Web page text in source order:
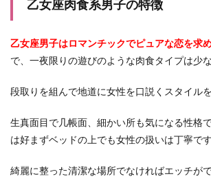
乙女座肉食系男子の特徴
乙女座男子はロマンチックでピュアな恋を求
で、一夜限りの遊びのような肉食タイプは少な
段取りを組んで地道に女性を口説くスタイルを
生真面目で几帳面、細かい所も気になる性格
は好まずベッドの上でも女性の扱いは丁寧です
綺麗に整った清潔な場所でなければエッチが